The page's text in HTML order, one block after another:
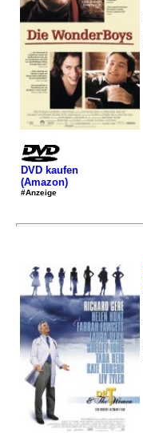
DVD kaufen
(Amazon)
#Anzeige